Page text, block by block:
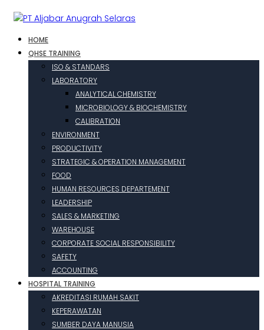
HOME
QHSE TRAINING
ISO & STANDARS
LABORATORY
ANALYTICAL CHEMISTRY
MICROBIOLOGY & BIOCHEMISTRY
CALIBRATION
ENVIRONMENT
PRODUCTIVITY
STRATEGIC & OPERATION MANAGEMENT
FOOD
HUMAN RESOURCES DEPARTEMENT
LEADERSHIP
SALES & MARKETING
WAREHOUSE
CORPORATE SOCIAL RESPONSIBILITY
SAFETY
ACCOUNTING
HOSPITAL TRAINING
AKREDITASI RUMAH SAKIT
KEPERAWATAN
SUMBER DAYA MANUSIA